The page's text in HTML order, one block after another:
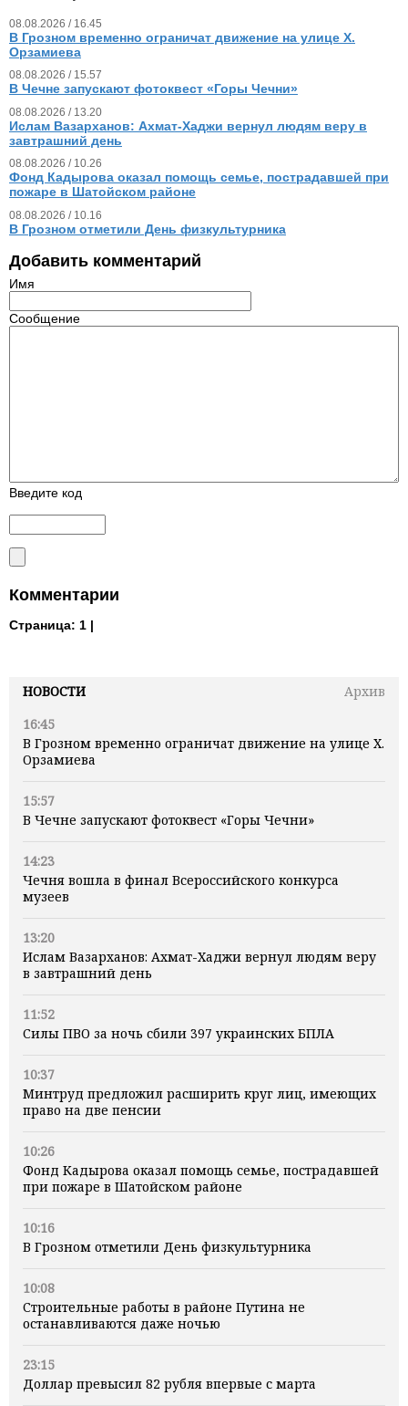
НОВОСТИ
Архив
16:45
В Грозном временно ограничат движение на улице Х.
Орзамиева
15:57
В Чечне запускают фотоквест «Горы Чечни»
14:23
Чечня вошла в финал Всероссийского конкурса
музеев
13:20
Ислам Вазарханов: Ахмат-Хаджи вернул людям веру
в завтрашний день
11:52
Силы ПВО за ночь сбили 397 украинских БПЛА
10:37
Минтруд предложил расширить круг лиц, имеющих
право на две пенсии
10:26
Фонд Кадырова оказал помощь семье, пострадавшей
при пожаре в Шатойском районе
10:16
В Грозном отметили День физкультурника
10:08
Строительные работы в районе Путина не
останавливаются даже ночью
23:15
Доллар превысил 82 рубля впервые с марта
08.08.2026 / 16.45
В Грозном временно ограничат движение на улице Х.
Орзамиева
08.08.2026 / 15.57
В Чечне запускают фотоквест «Горы Чечни»
08.08.2026 / 13.20
Ислам Вазарханов: Ахмат-Хаджи вернул людям веру в
завтрашний день
08.08.2026 / 10.26
Фонд Кадырова оказал помощь семье, пострадавшей при
пожаре в Шатойском районе
08.08.2026 / 10.16
В Грозном отметили День физкультурника
Добавить комментарий
Имя
Сообщение
Введите код
Комментарии
Страница: 1 |